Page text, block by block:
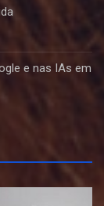
e nas IAs em